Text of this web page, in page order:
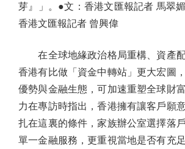
芽』」。●文：香港文匯報記者 馬翠
香港文匯報記者 曾興偉
在全球地緣政治格局重構、資產配
香港有比做「資金中轉站」更大宏圖
優勢與金融生態，可加速重塑全球財
力在專訪時指出，香港擁有讓客戶願
扎在這裏的條件，家族辦公室選擇落
單一金融服務，更重視當地是否有充